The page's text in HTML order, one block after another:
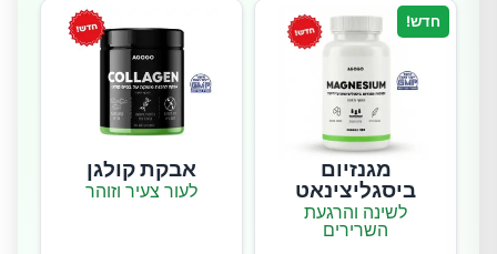
חדש!
מגנזיום
ביסגליצינאט
לשינה והרגעת
השרירים
אבקת קולגן
לעור צעיר וזוהר